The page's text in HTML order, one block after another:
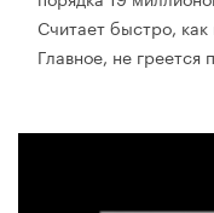
Считает быстро,
Главное, не греется